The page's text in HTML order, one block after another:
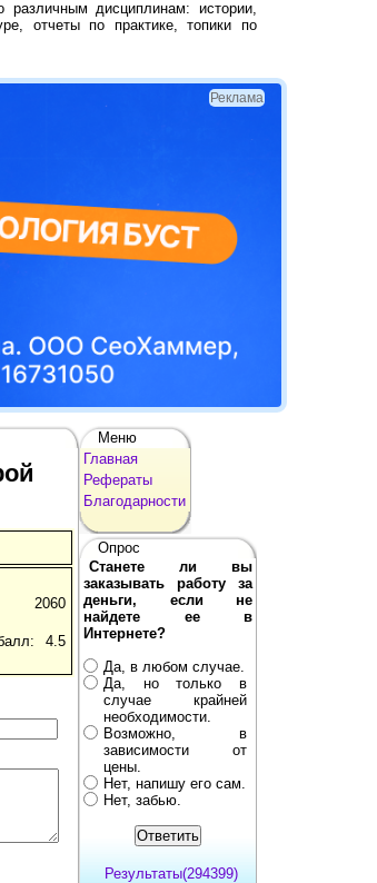
дисциплинам: истории,
отчеты по практике, топики по
Реклама
2060
4.5
Меню
Главная
Рефераты
Благодарности
Опрос
Станете ли вы
заказывать работу за
деньги, если не
найдете ее в
Интернете?
Да, в любом случае.
Да, но только в
случае крайней
необходимости.
Возможно, в
зависимости от
цены.
Нет, напишу его сам.
Нет, забью.
Результаты(294399)